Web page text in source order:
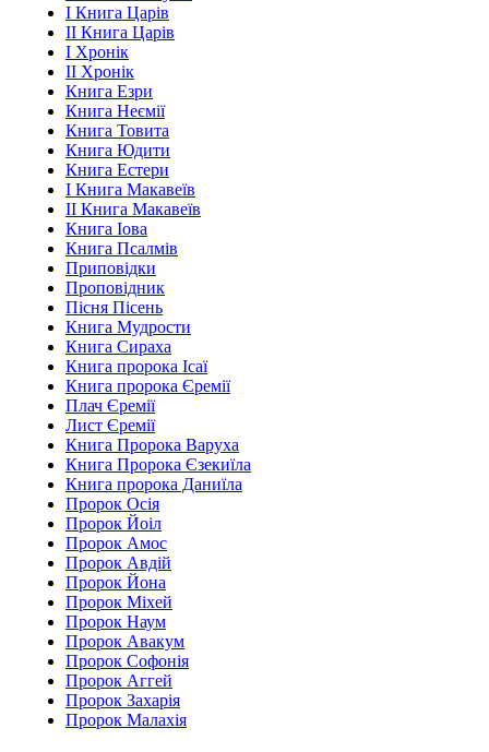
І Книга Царів
ІІ Книга Царів
І Хронік
ІІ Хронік
Книга Езри
Книга Неємії
Книга Товита
Книга Юдити
Книга Естери
І Книга Макавеїв
ІІ Книга Макавеїв
Книга Іова
Книга Псалмів
Приповідки
Проповідник
Пісня Пісень
Книга Мудрости
Книга Сираха
Книга пророка Ісаї
Книга пророка Єремії
Плач Єремії
Лист Єремії
Книга Пророка Варуха
Книга Пророка Єзекиїла
Книга пророка Даниїла
Пророк Осія
Пророк Йоіл
Пророк Амос
Пророк Авдій
Пророк Йона
Пророк Міхей
Пророк Наум
Пророк Авакум
Пророк Софонія
Пророк Аггей
Пророк Захарія
Пророк Малахія